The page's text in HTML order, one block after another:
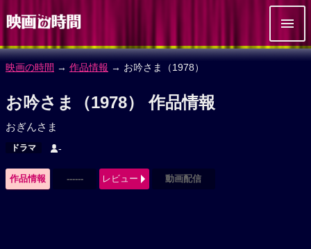
映画の時間 → 作品情報 → お吟さま（1978）
お吟さま（1978） 作品情報
おぎんさま
ドラマ -
作品情報 ------ レビュー 動画配信